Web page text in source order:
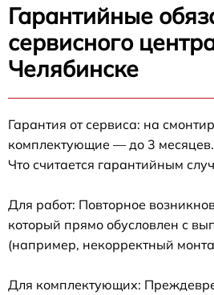
Гарантийные
сервисного
Челябинске
Гарантия от сервиса: на
комплектующие — до 3 месяцев.
Что считается гарантийным
Для работ: Повторное
который прямо обусловлен с
(например, некорректный
Для комплектующих: